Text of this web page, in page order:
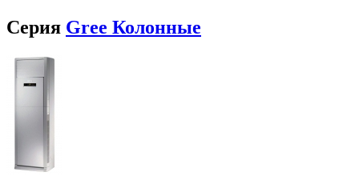
Серия Gree Колонные